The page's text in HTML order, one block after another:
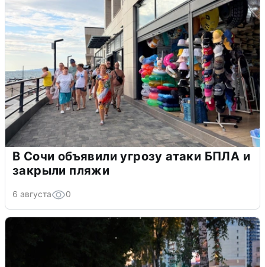
В Сочи объявили угрозу атаки БПЛА и
закрыли пляжи
6 августа 0